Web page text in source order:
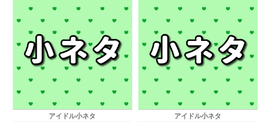
アイドル小ネタ アイドル小ネタ